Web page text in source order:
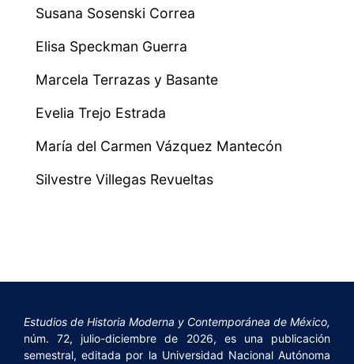
Susana Sosenski Correa
Elisa Speckman Guerra
Marcela Terrazas y Basante
Evelia Trejo Estrada
María del Carmen Vázquez Mantecón
Silvestre Villegas Revueltas
Estudios de Historia Moderna y Contemporánea de México,
núm. 72, julio-diciembre de 2026, es una publicación
semestral, editada por la Universidad Nacional Autónoma